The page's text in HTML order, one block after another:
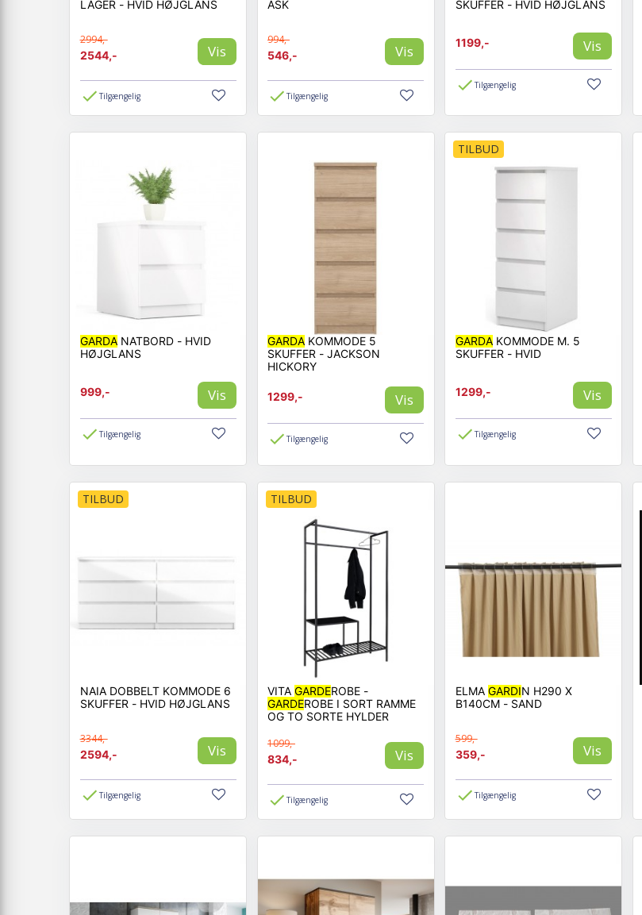
LÅGER - HVID HØJGLANS
2994,-
2544,-
Vis
Tilgængelig
ASK
994,-
546,-
Vis
Tilgængelig
SKUFFER - HVID HØJGLANS
1199,- Vis
Tilgængelig
GARDANATBORD - HVID
HØJGLANS
999,- Vis
Tilgængelig
GARDA KOMMODE 5
SKUFFER - JACKSON
HICKORY
1299,- Vis
Tilgængelig
TILBUD
GARDAKOMMODE M. 5
SKUFFER - HVID
1299,- Vis
Tilgængelig
TILBUD
NAIA DOBBELT KOMMODE 6
SKUFFER - HVID HØJGLANS
3344,-
2594,-
Vis
Tilgængelig
TILBUD
VITA GARDEROBE -
GARDEROBE I SORT RAMME
OG TO SORTE HYLDER
1099,-
834,-
Vis
Tilgængelig
ELMA GARDIN H290 X
B140CM - SAND
599,-
359,-
Vis
Tilgængelig